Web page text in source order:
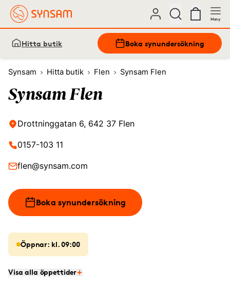
Meny
Hitta butik Boka synundersökning
Synsam Hitta butik Flen Synsam Flen
Synsam Flen
Drottninggatan 6, 642 37 Flen
0157-103 11
flen@synsam.com
Boka synundersökning
Öppnar: kl. 09:00
Visa alla öppettider